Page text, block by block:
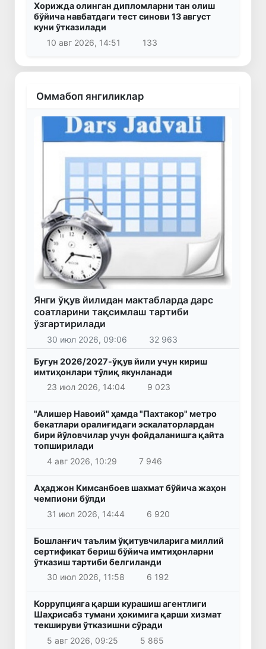
Хорижда олинган дипломларни тан олиш
бўйича навбатдаги тест синови 13 август
куни ўтказилади
10 авг 2026, 14:51
133
Оммабоп янгиликлар
Янги ўқув йилидан мактабларда дарс
соатларини тақсимлаш тартиби
ўзгартирилади
30 июл 2026, 09:06 32 963
Бугун 2026/2027-ўқув йили учун кириш
имтиҳонлари тўлиқ якунланади
23 июл 2026, 14:04
9 023
"Алишер Навоий" ҳамда "Пахтакор" метро
бекатлари оралиғидаги эскалаторлардан
бири йўловчилар учун фойдаланишга қайта
топширилади
4 авг 2026, 10:29
7 946
Аҳаджон Кимсанбоев шахмат бўйича жаҳон
чемпиони бўлди
31 июл 2026, 14:44
6 920
Бошланғич таълим ўқитувчиларига миллий
сертификат бериш бўйича имтиҳонларни
ўтказиш тартиби белгиланди
30 июл 2026, 11:58
6 192
Коррупцияга қарши курашиш агентлиги
Шаҳрисабз тумани ҳокимига қарши хизмат
текшируви ўтказишни сўради
5 авг 2026, 09:25
5 865